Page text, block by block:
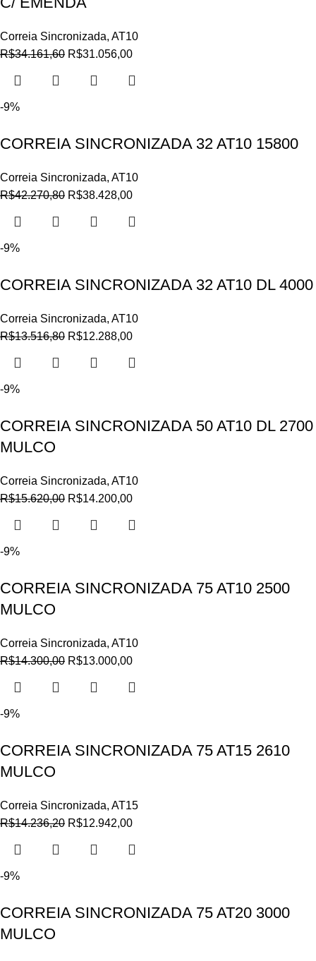
Correia Sincronizada, AT10
R$34.161,60 R$31.056,00
-9%
CORREIA SINCRONIZADA 32 AT10 15800
Correia Sincronizada, AT10
R$42.270,80 R$38.428,00
-9%
CORREIA SINCRONIZADA 32 AT10 DL 4000
Correia Sincronizada, AT10
R$13.516,80 R$12.288,00
-9%
CORREIA SINCRONIZADA 50 AT10 DL 2700
MULCO
Correia Sincronizada, AT10
R$15.620,00 R$14.200,00
-9%
CORREIA SINCRONIZADA 75 AT10 2500
MULCO
Correia Sincronizada, AT10
R$14.300,00 R$13.000,00
-9%
CORREIA SINCRONIZADA 75 AT15 2610
MULCO
Correia Sincronizada, AT15
R$14.236,20 R$12.942,00
-9%
CORREIA SINCRONIZADA 75 AT20 3000
MULCO